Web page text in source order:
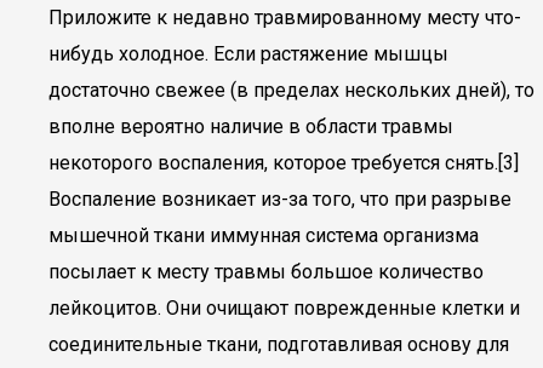
Приложите к недавно травмированному месту что-
нибудь холодное. Если растяжение мышцы
достаточно свежее (в пределах нескольких дней), то
вполне вероятно наличие в области травмы
некоторого воспаления, которое требуется снять.[3]
Воспаление возникает из-за того, что при разрыве
мышечной ткани иммунная система организма
посылает к месту травмы большое количество
лейкоцитов. Они очищают поврежденные клетки и
соединительные ткани, подготавливая основу для